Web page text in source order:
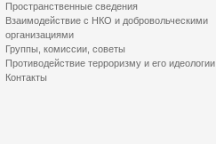
Пространственные сведения
Взаимодействие с НКО и добровольческими
организациями
Группы, комиссии, советы
Противодействие терроризму и его идеологии
Контакты